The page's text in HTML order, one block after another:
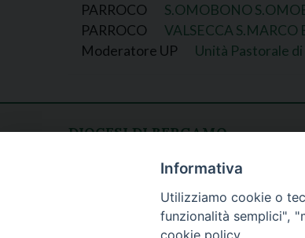
PARROCO
S.OMOBONO
PARROCO
VALSECCA S.MARCO
Moderatore UP
Unità Pastorale di
DIOCESI DI BERGAMO
lunedì - venerdì
h. 08.30 - 12.30
Informativa
Utilizziamo cookie o
funzionalità semplici",